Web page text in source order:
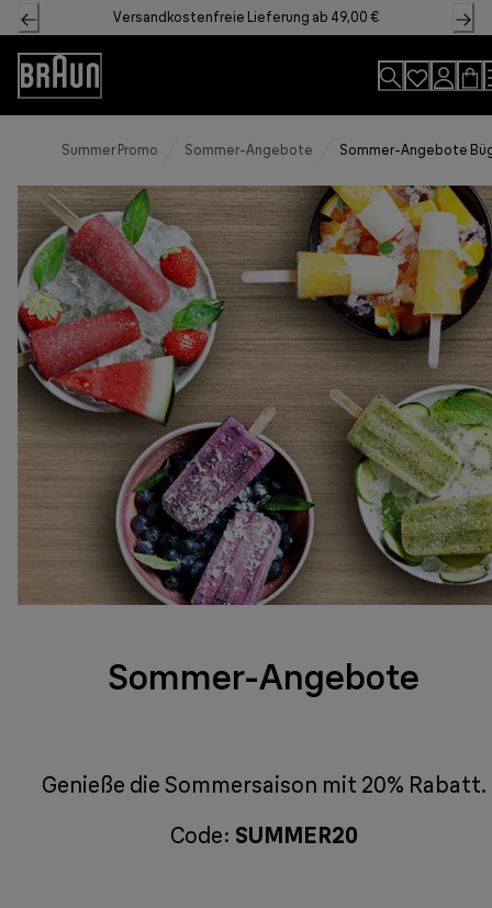
Skip
to
Content
Versandkostenfreie Lieferung ab 49,00 €
Accessibility
Statement
Summer Promo Sommer-Angebote Sommer-Angebote
Sommer-Angebote
Genieße die Sommersaison mit 20% Rabatt.
Code: SUMMER20